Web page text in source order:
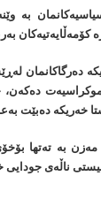
بە
دەرگاکانمان
دەکەن،
خەریکە دەبێت
مەزن بە تەتها
ناڵەی جودایی